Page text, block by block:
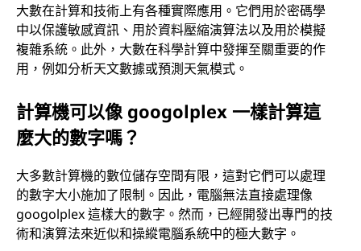
大數在計算和技術上有各種實際應用。它們用於密碼學
中以保護敏感資訊、用於資料壓縮演算法以及用於模擬
複雜系統。此外，大數在科學計算中發揮至關重要的作
用，例如分析天文數據或預測天氣模式。
計算機可以像 googolplex 一樣計算這
麼大的數字嗎？
大多數計算機的數位儲存空間有限，這對它們可以處理
的數字大小施加了限制。因此，電腦無法直接處理像
googolplex 這樣大的數字。然而，已經開發出專門的技
術和演算法來近似和操縱電腦系統中的極大數字。